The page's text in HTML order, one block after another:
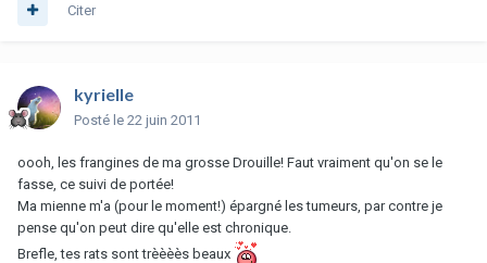
Citer
kyrielle
Posté le 22 juin 2011
oooh, les frangines de ma grosse Drouille! Faut vraiment qu'on se le
fasse, ce suivi de portée!
Ma mienne m'a (pour le moment!) épargné les tumeurs, par contre je
pense qu'on peut dire qu'elle est chronique.
Brefle, tes rats sont trèèèès beaux